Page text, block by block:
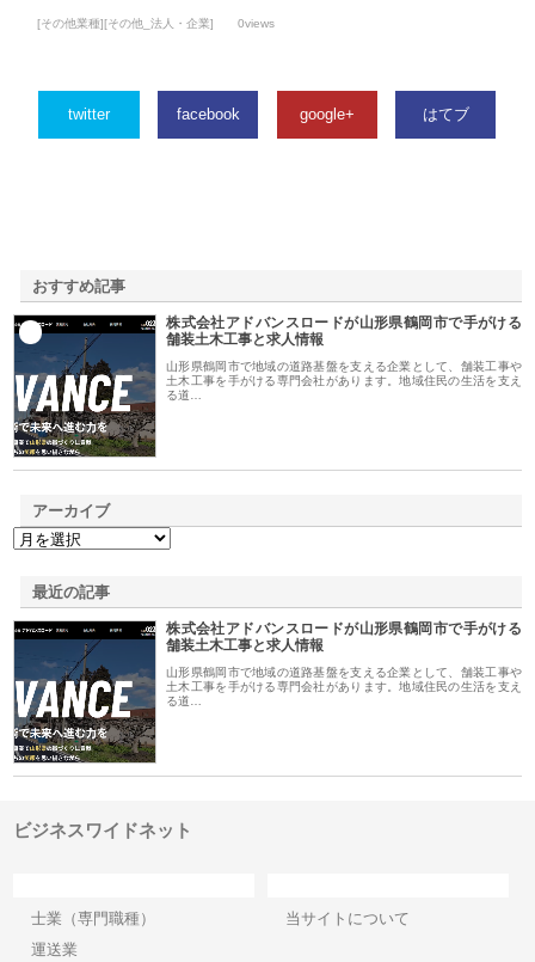
[その他業種][その他_法人・企業] 0views
twitter facebook google+ はてブ
おすすめ記事
株式会社アドバンスロードが山形県鶴岡市で手がける
舗装土木工事と求人情報
山形県鶴岡市で地域の道路基盤を支える企業として、舗装工事や
土木工事を手がける専門会社があります。地域住民の生活を支え
る道…
アーカイブ
最近の記事
株式会社アドバンスロードが山形県鶴岡市で手がける
舗装土木工事と求人情報
山形県鶴岡市で地域の道路基盤を支える企業として、舗装工事や
土木工事を手がける専門会社があります。地域住民の生活を支え
る道…
ビジネスワイドネット
士業（専門職種）
運送業
当サイトについて